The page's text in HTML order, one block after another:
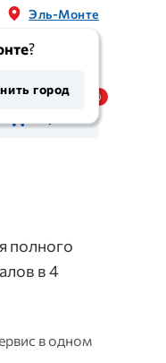
Эль-Монте
?
город
полного
в 4
в одном